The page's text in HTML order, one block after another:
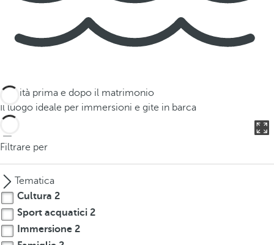
Attività prima e dopo il matrimonio
Il luogo ideale per immersioni e gite in barca
Filtrare per
Tematica
Cultura 2
Sport acquatici 2
Immersione 2